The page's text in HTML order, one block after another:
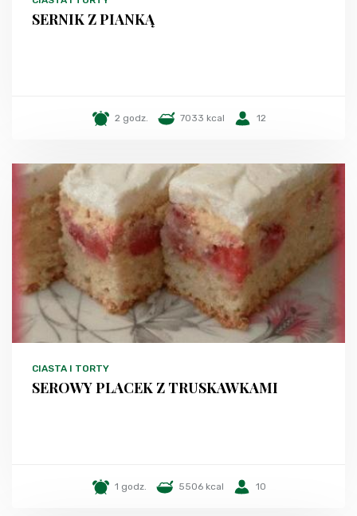
SERNIK Z PIANKĄ
2 godz. 7033 kcal 12
CIASTA I TORTY
SEROWY PLACEK Z TRUSKAWKAMI
1 godz. 5506 kcal 10